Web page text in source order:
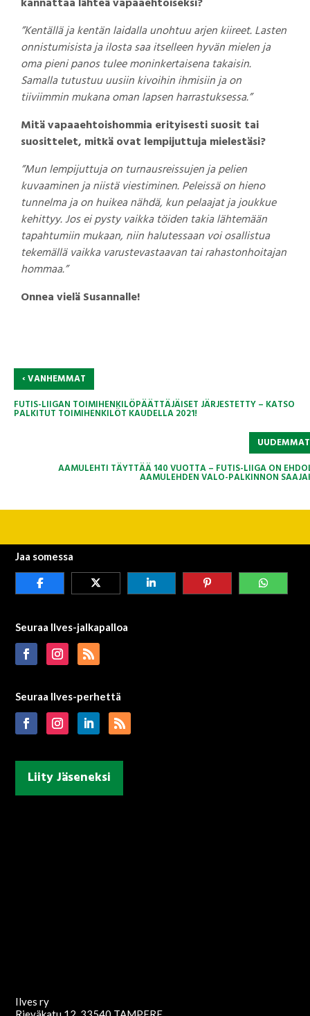
”Kentällä ja kentän laidalla unohtuu arjen kiireet. Lasten
onnistumisista ja ilosta saa itselleen hyvän mielen ja
oma pieni panos tulee moninkertaisena takaisin.
Samalla tutustuu uusiin kivoihin ihmisiin ja on
tiiviimmin mukana oman lapsen harrastuksessa.”
Mitä vapaaehtoishommia erityisesti suosit tai
suosittelet, mitkä ovat lempijuttuja mielestäsi?
”Mun lempijuttuja on turnausreissujen ja pelien
kuvaaminen ja niistä viestiminen. Peleissä on hieno
tunnelma ja on huikea nähdä, kun pelaajat ja joukkue
kehittyy. Jos ei pysty vaikka töiden takia lähtemään
tapahtumiin mukaan, niin halutessaan voi osallistua
tekemällä vaikka varustevastaavan tai rahastonhoitajan
hommaa.”
Onnea vielä Susannalle!
‹VANHEMMAT
FUTIS-LIIGAN TOIMIHENKILÖPÄÄTTÄJÄISET JÄRJESTETTY – KATSO
PALKITUT TOIMIHENKILÖT KAUDELLA 2021!
AAMULEHTI TÄYTTÄÄ 140 VUOTTA – FUTIS-LIIGA ON
AAMULEHDEN VALO-PALKINNON
Jaa somessa
Seuraa Ilves-jalkapalloa
Seuraa Ilves-perhettä
Liity Jäseneksi
Ilves ry